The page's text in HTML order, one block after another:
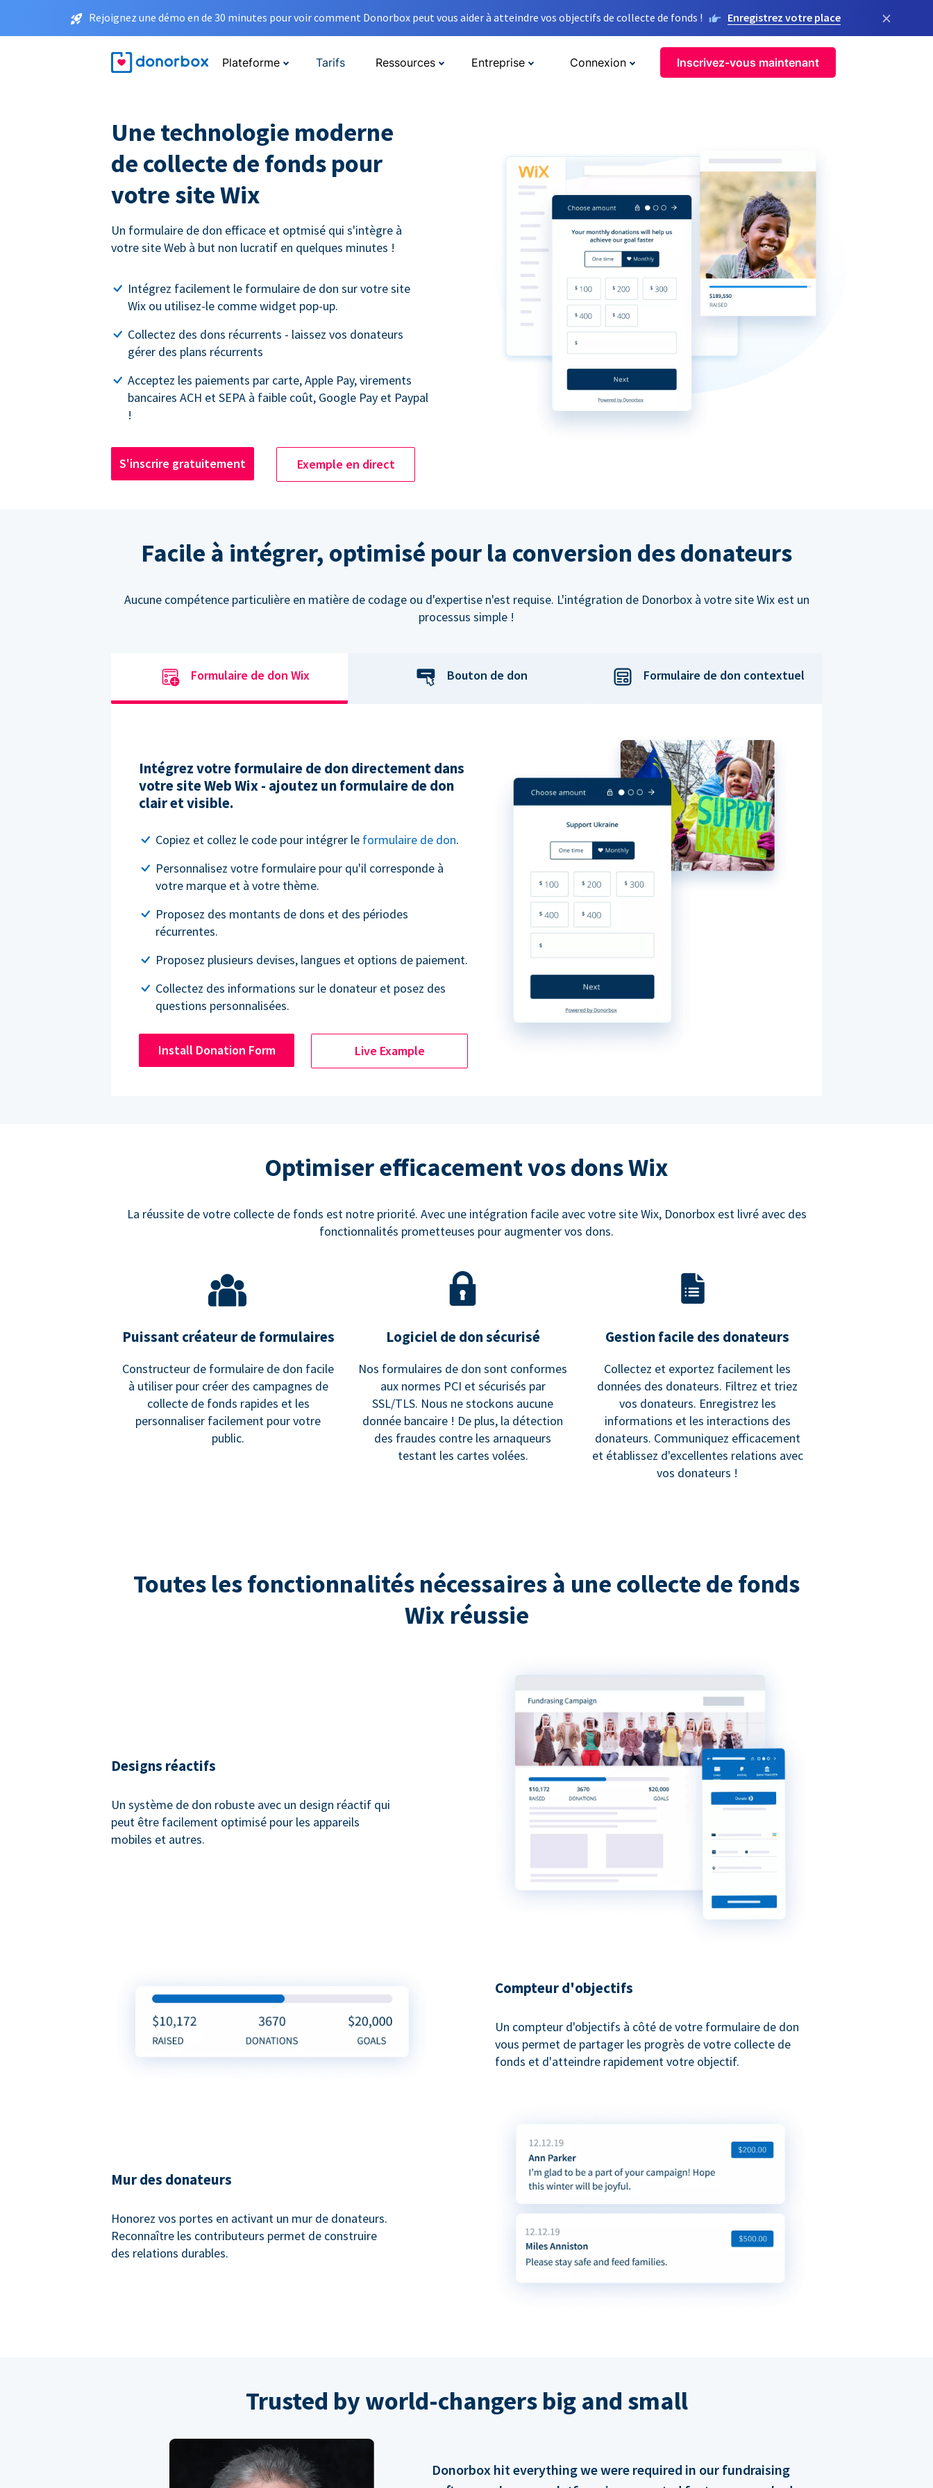
Rejoignez une démo en de 30 minutes pour voir comment Donorbox peut vous aider à atteindre vos objectifs de collecte de fonds ! Enregistrez votre place ×
Plateforme Tarifs Ressources Entreprise Connexion Inscrivez-vous maintenant
Une technologie moderne
de collecte de fonds pour
votre site Wix
Un formulaire de don efficace et optmisé qui s'intègre à
votre site Web à but non lucratif en quelques minutes !
Intégrez facilement le formulaire de don sur votre site
Wix ou utilisez-le comme widget pop-up.
Collectez des dons récurrents - laissez vos donateurs
gérer des plans récurrents
Acceptez les paiements par carte, Apple Pay, virements
bancaires ACH et SEPA à faible coût, Google Pay et Paypal
!
S'inscrire gratuitement Exemple en direct
Facile à intégrer, optimisé pour la conversion des donateurs
Aucune compétence particulière en matière de codage ou d'expertise n'est requise. L'intégration de Donorbox à votre site Wix est un
processus simple !
Formulaire de don Wix Bouton de don Formulaire de don contextuel
Intégrez votre formulaire de don directement dans
votre site Web Wix - ajoutez un formulaire de don
clair et visible.
Copiez et collez le code pour intégrer le formulaire de don.
Personnalisez votre formulaire pour qu'il corresponde à
votre marque et à votre thème.
Proposez des montants de dons et des périodes
récurrentes.
Proposez plusieurs devises, langues et options de paiement.
Collectez des informations sur le donateur et posez des
questions personnalisées.
Install Donation Form Live Example
Optimiser efficacement vos dons Wix
La réussite de votre collecte de fonds est notre priorité. Avec une intégration facile avec votre site Wix, Donorbox est livré avec des
fonctionnalités prometteuses pour augmenter vos dons.
Puissant créateur de formulaires
Constructeur de formulaire de don facile
à utiliser pour créer des campagnes de
collecte de fonds rapides et les
personnaliser facilement pour votre
public.
Logiciel de don sécurisé
Nos formulaires de don sont conformes
aux normes PCI et sécurisés par
SSL/TLS. Nous ne stockons aucune
donnée bancaire ! De plus, la détection
des fraudes contre les arnaqueurs
testant les cartes volées.
Gestion facile des donateurs
Collectez et exportez facilement les
données des donateurs. Filtrez et triez
vos donateurs. Enregistrez les
informations et les interactions des
donateurs. Communiquez efficacement
et établissez d'excellentes relations avec
vos donateurs !
Toutes les fonctionnalités nécessaires à une collecte de fonds
Wix réussie
Designs réactifs
Un système de don robuste avec un design réactif qui
peut être facilement optimisé pour les appareils
mobiles et autres.
Compteur d'objectifs
Un compteur d'objectifs à côté de votre formulaire de don
vous permet de partager les progrès de votre collecte de
fonds et d'atteindre rapidement votre objectif.
Mur des donateurs
Honorez vos portes en activant un mur de donateurs.
Reconnaître les contributeurs permet de construire
des relations durables.
Trusted by world-changers big and small
Donorbox hit everything we were required in our fundraising